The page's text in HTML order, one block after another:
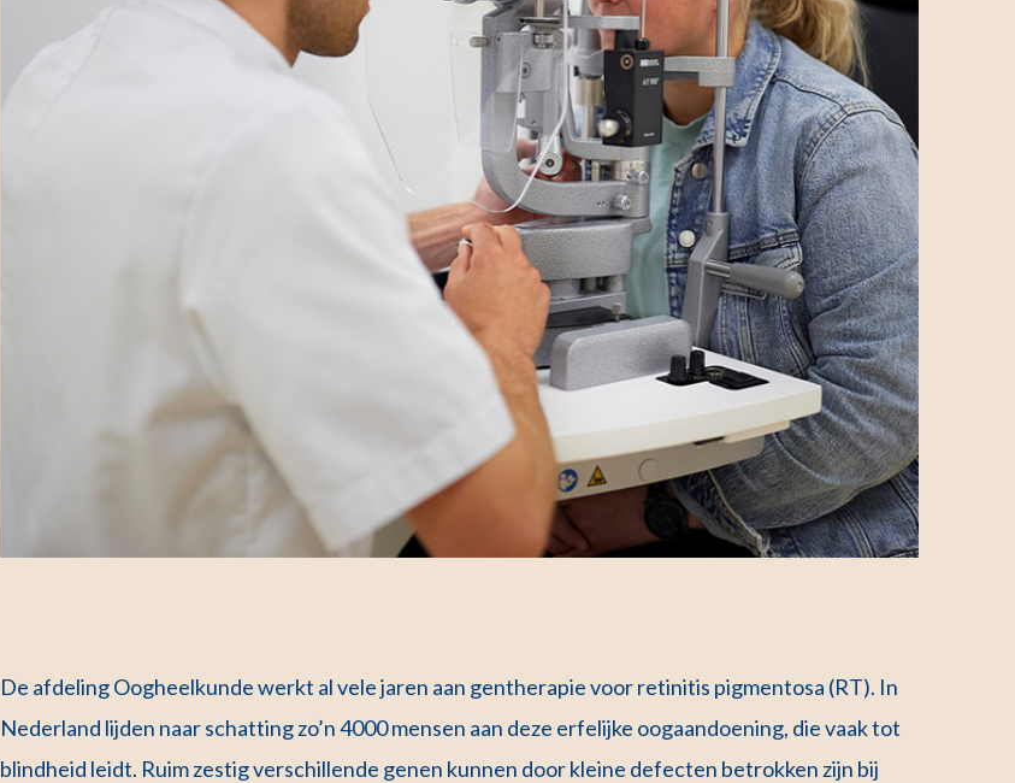
De afdeling Oogheelkunde werkt al vele jaren aan gentherapie voor retinitis pigmentosa (RT). In
Nederland lijden naar schatting zo’n 4000 mensen aan deze erfelijke oogaandoening, die vaak tot
blindheid leidt. Ruim zestig verschillende genen kunnen door kleine defecten betrokken zijn bij